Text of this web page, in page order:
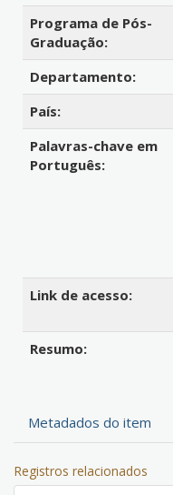
Programa de Pós-
Graduação:
Departamento:
País:
Palavras-chave em
Português:
Link de acesso:
Resumo:
Metadados do item
Registros relacionados